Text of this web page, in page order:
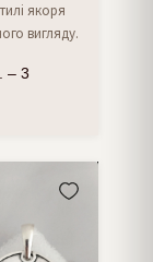
якоря
вигляду.
– 3